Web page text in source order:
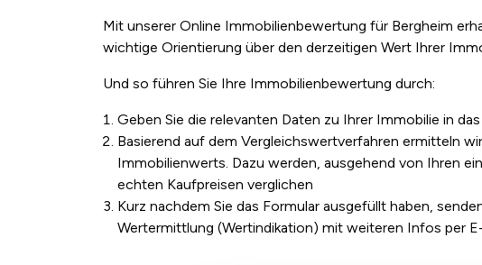
Mit unserer Online Immobilienbewertung für Bergheim
wichtige Orientierung über den derzeitigen Wert Ihrer
Und so führen Sie Ihre Immobilienbewertung durch:
Geben Sie die relevanten Daten zu Ihrer Immobilie in
Basierend auf dem Vergleichswertverfahren ermitteln
Immobilienwerts. Dazu werden, ausgehend von Ihren
echten Kaufpreisen verglichen
Kurz nachdem Sie das Formular ausgefüllt haben,
Wertermittlung (Wertindikation) mit weiteren Infos per E-